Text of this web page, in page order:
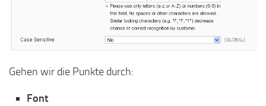
Gehen wir die Punkte durch:
Font